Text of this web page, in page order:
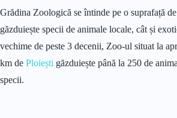
Grădina Zoologică se întinde pe o suprafață
găzduiește specii de animale locale, cât și
vechime de peste 3 decenii, Zoo-ul situat la
km de Ploiești găzduiește până la 250 de
specii.